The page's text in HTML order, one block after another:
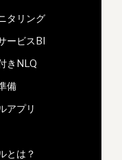
タリング
ービスBI
きNLQ
備
アプリ
とは？